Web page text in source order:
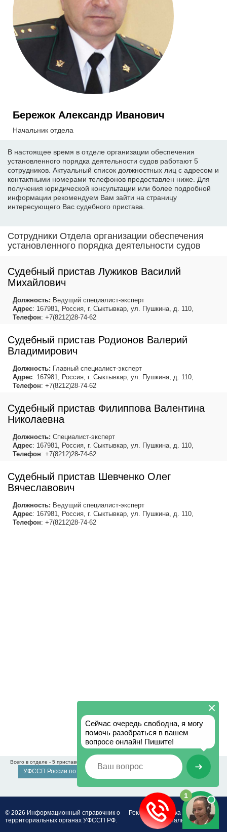
Бережок Александр Иванович
Начальник отдела
В настоящее время в отделе организации обеспечения
установленного порядка деятельности судов работают 5
сотрудников. Актуальный список должностных лиц с адресом и
контактными номерами телефонов предоставлен ниже. Для
получения юридической консультации или более подробной
информации рекомендуем Вам зайти на страницу
интересующего Вас судебного пристава.
Сотрудники Отдела организации обеспечения
установленного порядка деятельности судов
Судебный пристав Лужиков Василий
Михайлович
Должность: Ведущий специалист-эксперт
Адрес: 167981, Россия, г. Сыктывкар, ул. Пушкина, д. 110,
Телефон: +7(8212)28-74-62
Судебный пристав Родионов Валерий
Владимирович
Должность: Главный специалист-эксперт
Адрес: 167981, Россия, г. Сыктывкар, ул. Пушкина, д. 110,
Телефон: +7(8212)28-74-62
Судебный пристав Филиппова Валентина
Николаевна
Должность: Специалист-эксперт
Адрес: 167981, Россия, г. Сыктывкар, ул. Пушкина, д. 110,
Телефон: +7(8212)28-74-62
Судебный пристав Шевченко Олег
Вячеславович
Должность: Ведущий специалист-эксперт
Адрес: 167981, Россия, г. Сыктывкар, ул. Пушкина, д. 110,
Телефон: +7(8212)28-74-62
Всего в отделе - 5 приставов
УФССП России по Республике Коми
© 2026 Информационный справочник о
территориальных органах УФССП РФ.
РекламаПолитика обработки
персональных данных